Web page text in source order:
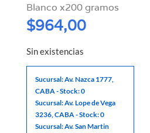
Blanco x200 gramos
$964,00
Sin existencias
Sucursal: Av. Nazca 1777,
CABA - Stock: 0
Sucursal: Av. Lope de Vega
3236, CABA - Stock: 0
Sucursal: Av. San Martin